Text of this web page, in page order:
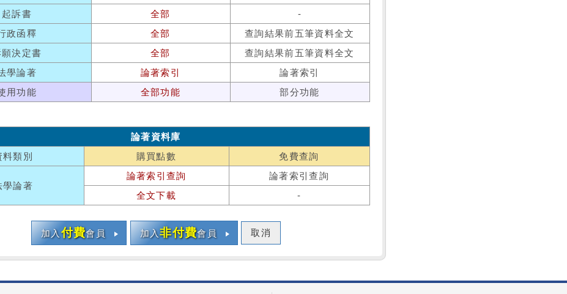
起訴書
全部
-
政函釋
全部
查詢結果前五筆資料全文
願決定書
全部
查詢結果前五筆資料全文
學論著
論著索引
論著索引
用功能
全部功能 部分功能
論著資料庫
料類別
購買點數 免費查詢
學論著
論著索引查詢
論著索引查詢
全文下載
-
加入付費會員 加入非付費會員 取消